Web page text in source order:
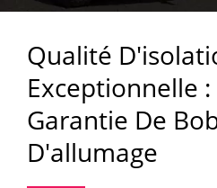
Qualité
Exceptionnelle
Garantie De
D'allumage